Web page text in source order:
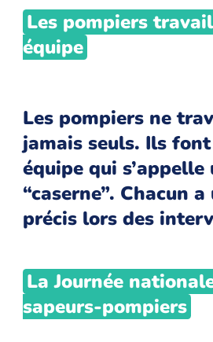
Les pompiers
équipe
Les pompiers ne
jamais seuls. Ils
équipe qui s’appelle
“caserne”. Chacun
précis lors des
La Journée
sapeurs-pompiers